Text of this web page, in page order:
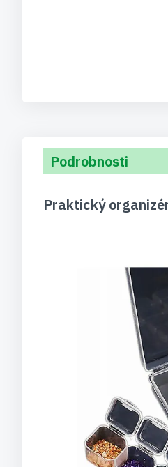
Podrobnosti
Praktický